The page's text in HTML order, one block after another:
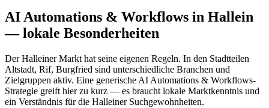
AI Automations & Workflows in Hallein
— lokale Besonderheiten
Der Halleiner Markt hat seine eigenen Regeln. In den Stadtteilen
Altstadt, Rif, Burgfried sind unterschiedliche Branchen und
Zielgruppen aktiv. Eine generische AI Automations & Workflows-
Strategie greift hier zu kurz — es braucht lokale Marktkenntnis und
ein Verständnis für die Halleiner Suchgewohnheiten.